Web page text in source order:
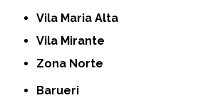
Vila Maria Alta
Vila Mirante
Zona Norte
Barueri